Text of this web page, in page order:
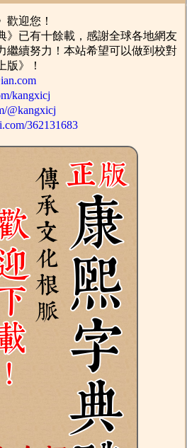
迎您！
已有十餘載，感謝全球各地網友
繼續努力！本站希望可以做到校對
版》！
kangxicj
@kangxicj
362131683